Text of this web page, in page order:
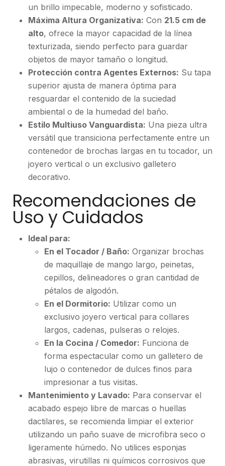
un brillo impecable, moderno y sofisticado.
Máxima Altura Organizativa: Con 21.5 cm de
alto, ofrece la mayor capacidad de la línea
texturizada, siendo perfecto para guardar
objetos de mayor tamaño o longitud.
Protección contra Agentes Externos: Su tapa
superior ajusta de manera óptima para
resguardar el contenido de la suciedad
ambiental o de la humedad del baño.
Estilo Multiuso Vanguardista: Una pieza ultra
versátil que transiciona perfectamente entre un
contenedor de brochas largas en tu tocador, un
joyero vertical o un exclusivo galletero
decorativo.
Recomendaciones de
Uso y Cuidados
Ideal para:
En el Tocador / Baño: Organizar brochas
de maquillaje de mango largo, peinetas,
cepillos, delineadores o gran cantidad de
pétalos de algodón.
En el Dormitorio: Utilizar como un
exclusivo joyero vertical para collares
largos, cadenas, pulseras o relojes.
En la Cocina / Comedor: Funciona de
forma espectacular como un galletero de
lujo o contenedor de dulces finos para
impresionar a tus visitas.
Mantenimiento y Lavado: Para conservar el
acabado espejo libre de marcas o huellas
dactilares, se recomienda limpiar el exterior
utilizando un paño suave de microfibra seco o
ligeramente húmedo. No utilices esponjas
abrasivas, virutillas ni químicos corrosivos que